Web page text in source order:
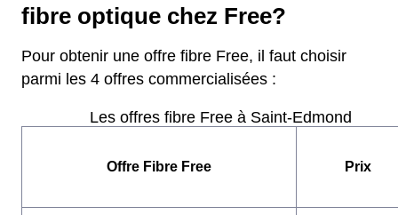
fibre optique chez Free?
Pour obtenir une offre fibre Free, il faut choisir
parmi les 4 offres commercialisées :
Les offres fibre Free à Saint-Edmond
Offre Fibre Free Prix